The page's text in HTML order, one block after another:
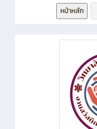
หน้าหลัก